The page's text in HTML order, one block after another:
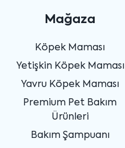
Mağaza
Köpek Maması
Yetişkin Köpek Maması
Yavru Köpek Maması
Premium Pet Bakım
Ürünleri
Bakım Şampuanı